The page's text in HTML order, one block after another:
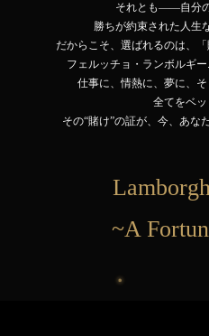
それとも――自分
勝ちが約束された人生
だからこそ、選ばれるのは、「
フェルッチョ・ランボルギ
仕事に、情熱に、夢に、
全てをベッ
その“賭け”の証が、今、あな
~A